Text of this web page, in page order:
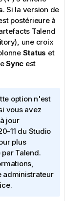
. Si la version de
postérieure à
Talend
, une croix
Status et
Sync est
option n'est
vous avez
jour
11 du Studio
plus
par Talend.
administrateur